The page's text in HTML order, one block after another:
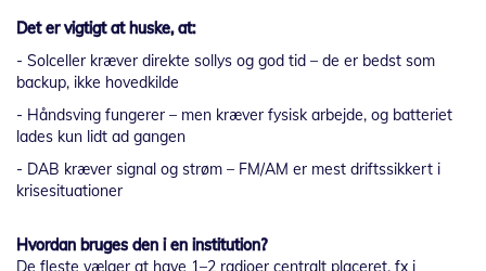
Det er vigtigt at huske, at:
- Solceller kræver direkte sollys og god tid – de er bedst som
backup, ikke hovedkilde
- Håndsving fungerer – men kræver fysisk arbejde, og batteriet
lades kun lidt ad gangen
- DAB kræver signal og strøm – FM/AM er mest driftssikkert i
krisesituationer
Hvordan bruges den i en institution?
De fleste vælger at have 1–2 radioer centralt placeret, fx i